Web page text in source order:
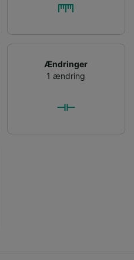
Ændringer
1 ændring